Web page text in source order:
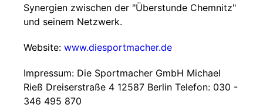
Synergien zwischen der "Überstunde Chemnitz"
und seinem Netzwerk.
Website: www.diesportmacher.de
Impressum: Die Sportmacher GmbH Michael
Rieß Dreiserstraße 4 12587 Berlin Telefon: 030 -
346 495 870